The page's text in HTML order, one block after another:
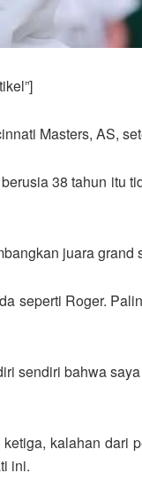
Masters, AS,
38 tahun itu
juara grand
seperti Roger.
sendiri bahwa
kalahan dari
ini.